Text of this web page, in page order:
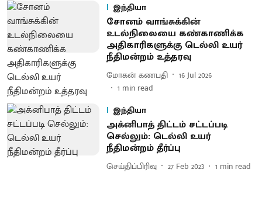
இந்தியா
சோனம் வாங்சுக்கின்
உடல்நிலையை கண்காணிக்க
அதிகாரிகளுக்கு டெல்லி உயர்
நீதிமன்றம் உத்தரவு
மோகன் கணபதி
16 Jul 2026
1 min read
இந்தியா
அக்னிபாத் திட்டம் சட்டப்படி
செல்லும்: டெல்லி உயர்
நீதிமன்றம் தீர்ப்பு
செய்திப்பிரிவு 27 Feb 2023 1 min read